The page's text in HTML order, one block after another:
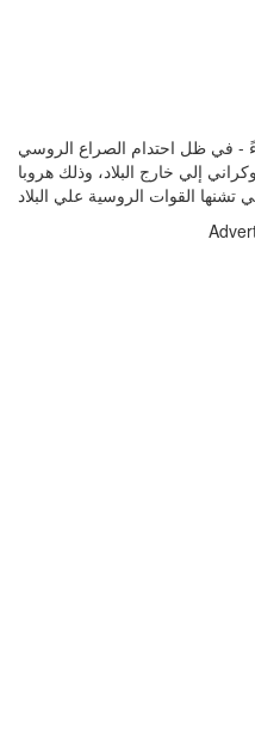
فبراير 2022 07:38 مساءً - في ظل احتدام الصراع الروسي
إلي خارج البلاد، وذلك هروبا